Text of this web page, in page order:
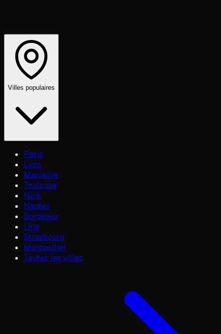
Villes populaires
Paris
Lyon
Marseille
Toulouse
Nice
Nantes
Bordeaux
Lille
Strasbourg
Montpellier
Toutes les villes